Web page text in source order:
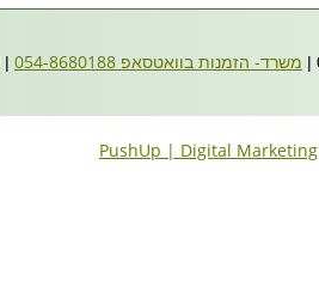
משרד- הזמנות בוואטסאפ |
PushUp | Digital Marketing